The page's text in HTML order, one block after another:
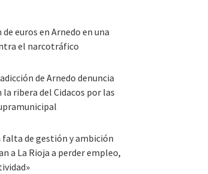
euros en Arnedo en una
el narcotráfico
de Arnedo denuncia
ribera del Cidacos por las
falta de gestión y ambición
a La Rioja a perder empleo,